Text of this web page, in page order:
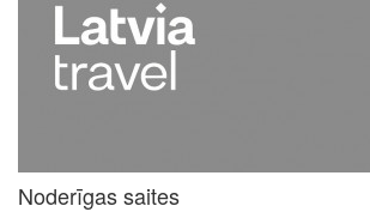
Noderīgas saites